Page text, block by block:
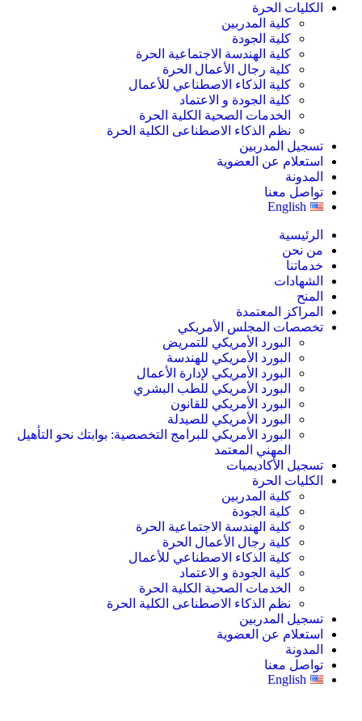
الكليات الحرة
كلية المدربين
كلية الجودة
كلية الهندسة الاجتماعية الحرة
كلية رجال الأعمال الحرة
كلية الذكاء الاصطناعي للأعمال
كلية الجودة و الاعتماد
الخدمات الصحية الكلية الحرة
نظم الذكاء الاصطناعى الكلية الحرة
تسجيل المدربين
استعلام عن العضوية
المدونة
تواصل معنا
English
الرئيسية
من نحن
خدماتنا
الشهادات
المنح
المراكز المعتمدة
تخصصات المجلس الأمريكي
البورد الأمريكي للتمريض
البورد الأمريكي للهندسة
البورد الأمريكي لإدارة الأعمال
البورد الأمريكي للطب البشري
البورد الأمريكي للقانون
البورد الأمريكي للصيدلة
البورد الأمريكي للبرامج التخصصية: بوابتك نحو التأهيل
المهني المعتمد
تسجيل الأكاديميات
الكليات الحرة
كلية المدربين
كلية الجودة
كلية الهندسة الاجتماعية الحرة
كلية رجال الأعمال الحرة
كلية الذكاء الاصطناعي للأعمال
كلية الجودة و الاعتماد
الخدمات الصحية الكلية الحرة
نظم الذكاء الاصطناعى الكلية الحرة
تسجيل المدربين
استعلام عن العضوية
المدونة
تواصل معنا
English